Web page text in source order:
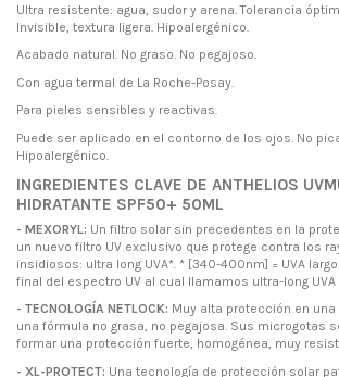
Ultra resistente: agua, sudor y arena. Tolerancia
Invisible, textura ligera. Hipoalergénico.
Acabado natural. No graso. No pegajoso.
Con agua termal de La Roche-Posay.
Para pieles sensibles y reactivas.
Puede ser aplicado en el contorno de los ojos. No
Hipoalergénico.
INGREDIENTES CLAVE DE ANTHELIOS
HIDRATANTE SPF50+ 50ML
- MEXORYL: Un filtro solar sin precedentes en la
un nuevo filtro UV exclusivo que protege contra los
insidiosos: ultra long UVA*. * [340-400nm] = UVA
final del espectro UV al cual llamamos ultra-long UVA
- TECNOLOGÍA NETLOCK: Muy alta protección en
una fórmula no grasa, no pegajosa. Sus microgotas
formar una protección fuerte, homogénea, muy
- XL-PROTECT: Una tecnología de protección solar